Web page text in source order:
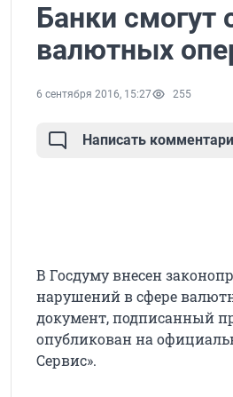
Банки смогут
валютных
6 сентября 2016, 15:27 255
Написать
В Госдуму внесен
нарушений в сфере
документ, подписанный
опубликован на
Сервис».